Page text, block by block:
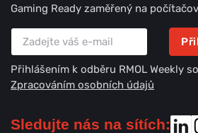
Gaming Ready zaměřený na
Přihlášením k odběru RMOL Weekly
Zpracováním osobních údajů
Sledujte nás na sítích: